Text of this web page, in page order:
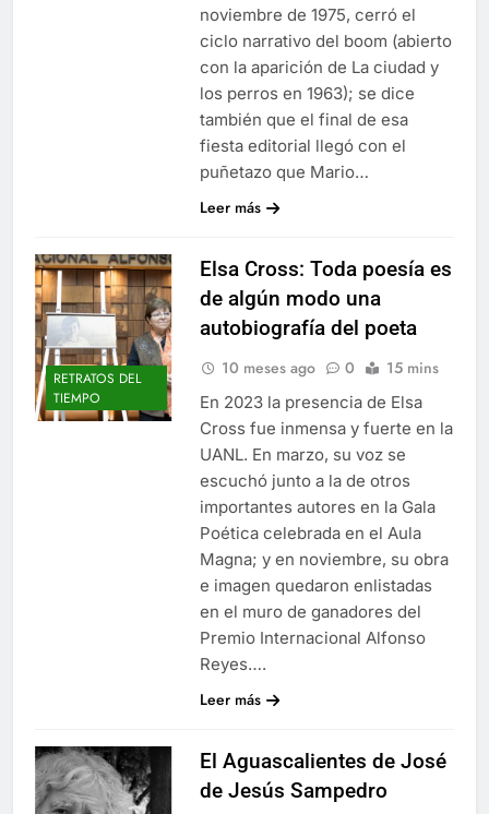
noviembre de 1975, cerró el
ciclo narrativo del boom (abierto
con la aparición de La ciudad y
los perros en 1963); se dice
también que el final de esa
fiesta editorial llegó con el
puñetazo que Mario…
Leer más
RETRATOS DEL
TIEMPO
Elsa Cross: Toda poesía es
de algún modo una
autobiografía del poeta
10 meses ago 0 15 mins
En 2023 la presencia de Elsa
Cross fue inmensa y fuerte en la
UANL. En marzo, su voz se
escuchó junto a la de otros
importantes autores en la Gala
Poética celebrada en el Aula
Magna; y en noviembre, su obra
e imagen quedaron enlistadas
en el muro de ganadores del
Premio Internacional Alfonso
Reyes….
Leer más
El Aguascalientes de José
de Jesús Sampedro